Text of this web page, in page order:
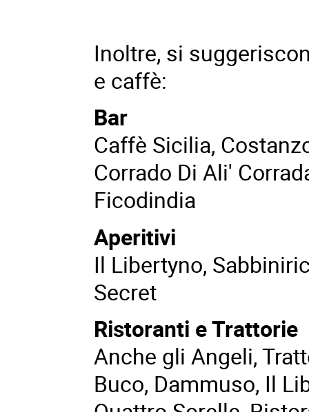
Inoltre, si
e caffè:
Bar
Caffè Sicilia,
Corrado Di Ali'
Ficodindia
Aperitivi
Il Libertyno,
Secret
Ristoranti e Trattorie
Anche gli Angeli,
Buco, Dammuso, Il